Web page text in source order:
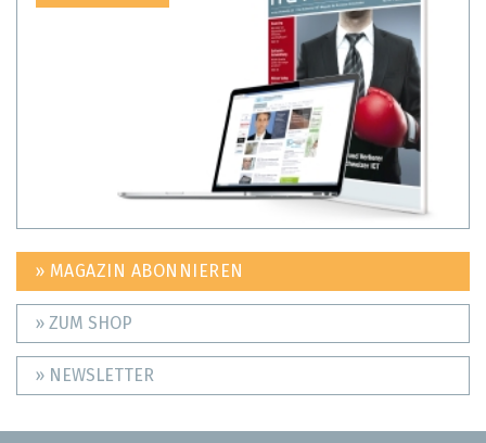
» MAGAZIN ABONNIEREN
» ZUM SHOP
» NEWSLETTER